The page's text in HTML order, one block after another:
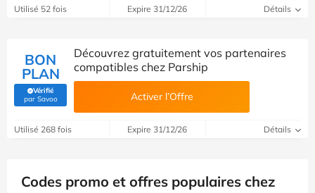
Utilisé 52 fois Expire 31/12/26 Détails
BON
PLAN
Vérifié
par Savoo(Vérifié par Savoo)
Découvrez gratuitement vos partenaires
compatibles chez Parship
Activer l’Offre
Utilisé 268 fois Expire 31/12/26 Détails
Codes promo et offres populaires chez